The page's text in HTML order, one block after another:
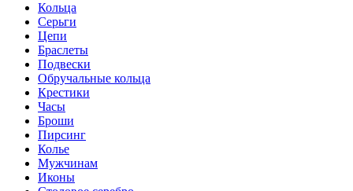
Кольца
Серьги
Цепи
Браслеты
Подвески
Обручальные кольца
Крестики
Часы
Броши
Пирсинг
Колье
Мужчинам
Иконы